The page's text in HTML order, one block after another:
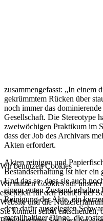
zusammengefasst: „In einem
gekrümmtem Rücken über
noch immer das
Gesellschaft. Die Stereotype
zweiwöchigen Praktikum im
dass der Job des Archivars
Akten erfordert.
Akten reinigen und
Bestandserhaltung ist hier
Und das so, dass sie auch
einem guten Zustand
Reinigung der Akte, ein
dem dafür ausgelegten
metallhaltiger Dinge, die
Wir benutzen Cookies
Wir nutzen Cookies auf
essenziell für den Betrieb der
Website und die
Sie können selbst entscheiden,